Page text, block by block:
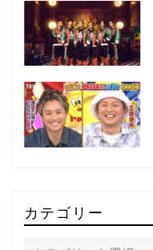
カテゴリー